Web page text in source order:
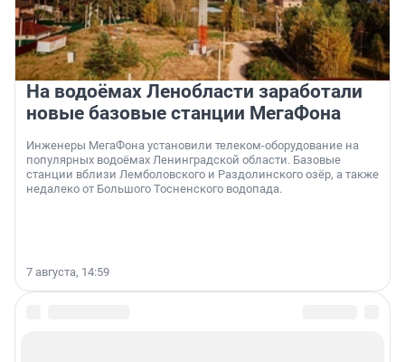
На водоёмах Ленобласти заработали
новые базовые станции МегаФона
Инженеры МегаФона установили телеком-оборудование на
популярных водоёмах Ленинградской области. Базовые
станции вблизи Лемболовского и Раздолинского озёр, а также
недалеко от Большого Тосненского водопада.
7 августа, 14:59